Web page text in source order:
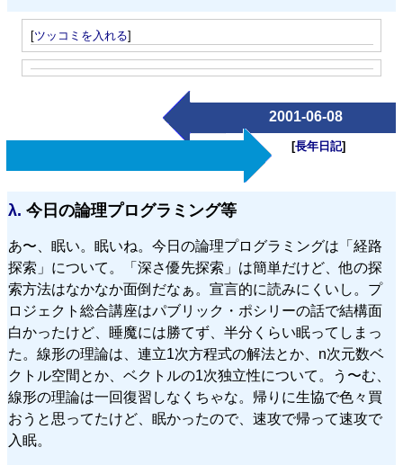
[ツッコミを入れる]
2001-06-08
[長年日記]
λ. 今日の論理プログラミング等
あ〜、眠い。眠いね。今日の論理プログラミングは「経路
探索」について。「深さ優先探索」は簡単だけど、他の探
索方法はなかなか面倒だなぁ。宣言的に読みにくいし。プ
ロジェクト総合講座はパブリック・ポシリーの話で結構面
白かったけど、睡魔には勝てず、半分くらい眠ってしまっ
た。線形の理論は、連立1次方程式の解法とか、n次元数ベ
クトル空間とか、ベクトルの1次独立性について。う〜む、
線形の理論は一回復習しなくちゃな。帰りに生協で色々買
おうと思ってたけど、眠かったので、速攻で帰って速攻で
入眠。